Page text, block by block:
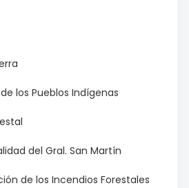
los Pueblos Indígenas
del Gral. San Martín
de los Incendios Forestales